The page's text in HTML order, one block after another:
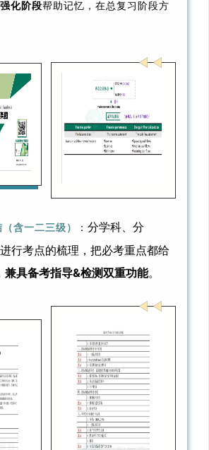
强化阶段帮助记忆，在总复习阶段方
含一二三级） ： 分学科、分
行考点的梳理，把必考重点都给
兼具备考指导&检测双重功能。